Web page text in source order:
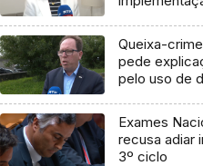
Queixa-
pede
pelo uso de
Exames
recusa adiar
3º ciclo